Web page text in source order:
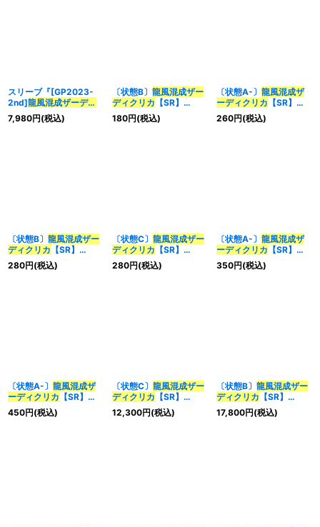
スリーブ『[GP2023-
2nd]龍風混成ザーディ
クリカ』60枚入り【サ
プライ】{-}
7,980円(税込)
〔状態B〕 龍風混成ザー
ディクリカ 【SR】
{26SD1B1/13}《多》
180円(税込)
〔状態A-〕 龍風混成ザ
ーディクリカ 【SR】
{26SD1B1/13}《多》
260円(税込)
〔状態B〕 龍風混成ザー
ディクリカ 【SR】
{26SD1B1☆/13}《多》
280円(税込)
〔状態C〕 龍風混成ザー
ディクリカ 【SR】
{RP17S7/S11}《多》
280円(税込)
〔状態A-〕 龍風混成ザ
ーディクリカ 【SR】
{26SD1B1☆/13}《多》
350円(税込)
〔状態A-〕 龍風混成ザ
ーディクリカ 【SR】
{RP17S7/S11}《多》
450円(税込)
〔状態C〕 龍風混成ザー
ディクリカ 【SR】
{RP22SP5/SP6}《多》
12,300円(税込)
〔状態B〕 龍風混成ザー
ディクリカ 【SR】
{RP22SP5/SP6}《多》
17,800円(税込)